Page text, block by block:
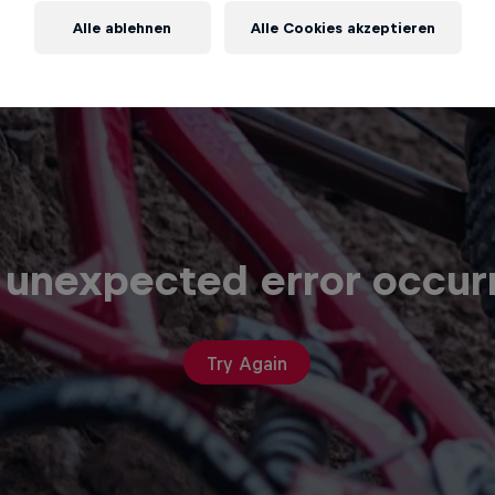
error
Try Again
Alle ablehnen Alle Cookies akzeptieren